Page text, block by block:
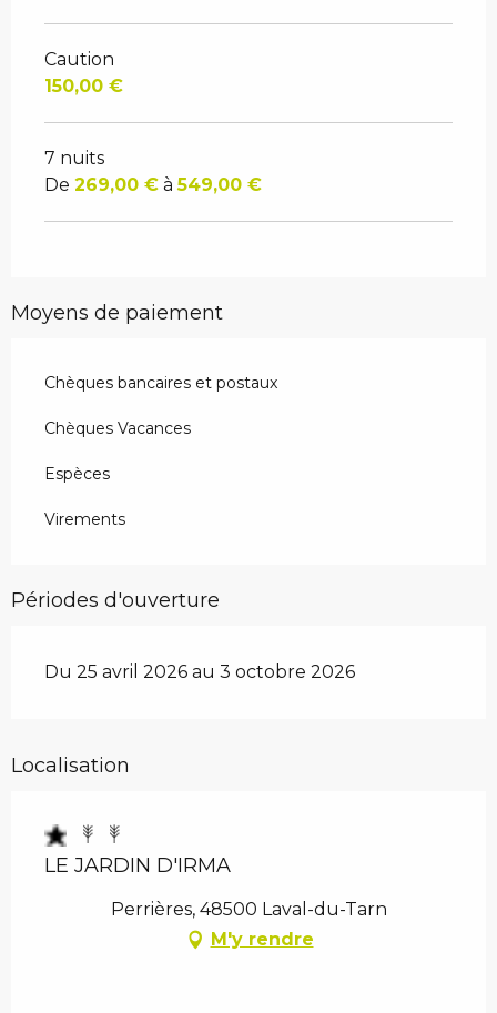
Caution
150,00 €
7 nuits
De 269,00 € à549,00 €
Moyens de paiement
Chèques bancaires et postaux
Chèques Vacances
Espèces
Virements
Périodes d'ouverture
Du 25 avril 2026 au 3 octobre 2026
Localisation
LE JARDIN D'IRMA
Perrières, 48500 Laval-du-Tarn
M'y rendre